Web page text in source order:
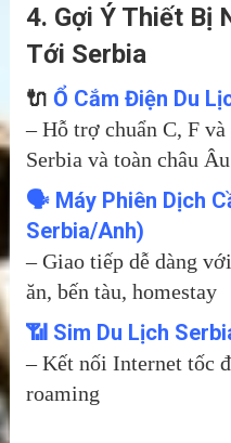
4. Gợi Ý Thiết Bị
Tới Serbia
🔌 Ổ Cắm Điện Du
– Hỗ trợ chuẩn C, F
Serbia và toàn châu Âu
🗣️ Máy Phiên Dịch
Serbia/Anh)
– Giao tiếp dễ dàng
ăn, bến tàu, homestay
📶 Sim Du Lịch
– Kết nối Internet tốc
roaming